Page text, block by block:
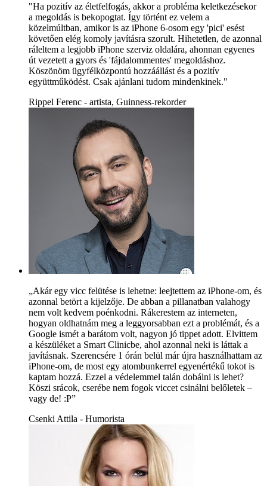
"Ha pozitív az életfelfogás, akkor a probléma keletkezésekor
a megoldás is bekopogtat. Így történt ez velem a
közelmúltban, amikor is az iPhone 6-osom egy 'pici' esést
követően elég komoly javításra szorult. Hihetetlen, de azonnal
ráleltem a legjobb iPhone szerviz oldalára, ahonnan egyenes
út vezetett a gyors és 'fájdalommentes' megoldáshoz.
Köszönöm ügyfélközpontú hozzáállást és a pozitív
együttműködést. Csak ajánlani tudom mindenkinek."
Rippel Ferenc - artista, Guinness-rekorder
„Akár egy vicc felütése is lehetne: leejtettem az iPhone-om, és
azonnal betört a kijelzője. De abban a pillanatban valahogy
nem volt kedvem poénkodni. Rákerestem az interneten,
hogyan oldhatnám meg a leggyorsabban ezt a problémát, és a
Google ismét a barátom volt, nagyon jó tippet adott. Elvittem
a készüléket a Smart Clinicbe, ahol azonnal neki is láttak a
javításnak. Szerencsére 1 órán belül már újra használhattam az
iPhone-om, de most egy atombunkerrel egyenértékű tokot is
kaptam hozzá. Ezzel a védelemmel talán dobálni is lehet?
Köszi srácok, cserébe nem fogok viccet csinálni belőletek –
vagy de! :P”
Csenki Attila - Humorista